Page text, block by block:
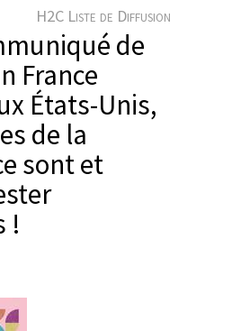
H2C Liste de Diffusion
de
France
États-Unis,
de la
sont et
!